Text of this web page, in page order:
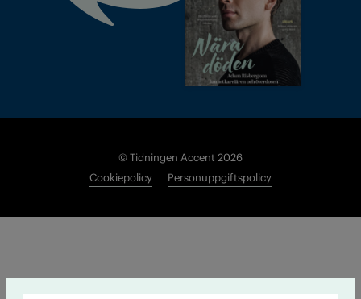
© Tidningen Accent 2026
Cookiepolicy
Personuppgiftspolicy